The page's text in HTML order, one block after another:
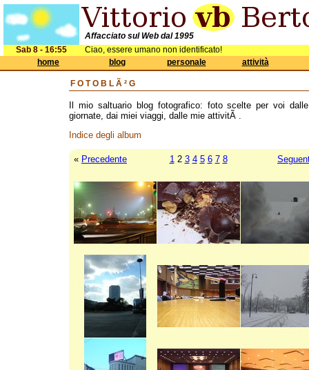
Affacciato sul Web dal 1995
Sab 8 - 16:55
Ciao, essere umano non identificato!
home
blog personale attività
FOTOBLÃ²G
Il mio saltuario blog fotografico: foto scelte per voi
giornate, dai miei viaggi, dalle mie attivitÃ .
Indice degli album
« Precedente 12 3 4 5 6 7 8